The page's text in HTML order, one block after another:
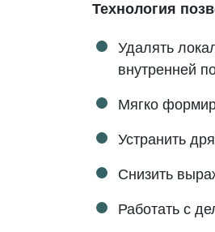
Технология
Удалять
внутренней
Мягко
Устранить
Снизить
Работать с